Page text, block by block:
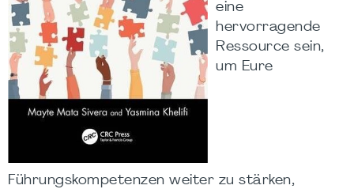
eine
hervorragende
Ressource sein,
um Eure
Führungskompetenzen weiter zu stärken,